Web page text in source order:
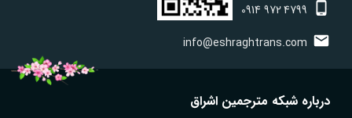
0914 9724799
info@eshraghtrans.com
درباره شبکه مترجمین اشراق